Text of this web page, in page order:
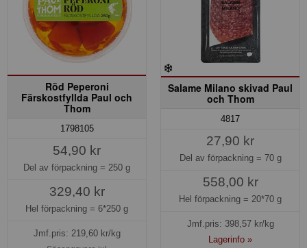
Röd Peperoni
Färskostfyllda Paul och
Thom
1798105
54,90 kr
Del av förpackning = 250 g
329,40 kr
Hel förpackning = 6*250 g
Jmf.pris: 219,60kr/kg
Salame Milano skivad Paul
och Thom
4817
27,90 kr
Del av förpackning = 70 g
558,00 kr
Hel förpackning = 20*70 g
Jmf.pris: 398,57kr/kg
Lagerinfo »